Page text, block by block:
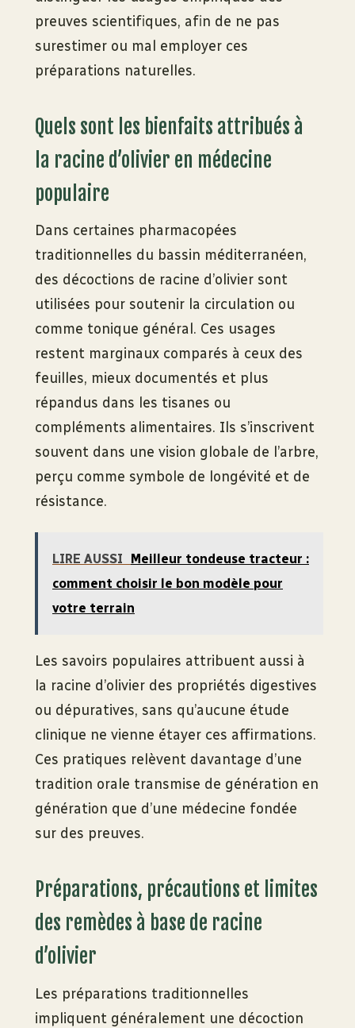
preuves scientifiques, afin de ne pas
surestimer ou mal employer ces
préparations naturelles.
Quels sont les bienfaits attribués à
la racine d’olivier en médecine
populaire
Dans certaines pharmacopées
traditionnelles du bassin méditerranéen,
des décoctions de racine d’olivier sont
utilisées pour soutenir la circulation ou
comme tonique général. Ces usages
restent marginaux comparés à ceux des
feuilles, mieux documentés et plus
répandus dans les tisanes ou
compléments alimentaires. Ils s’inscrivent
souvent dans une vision globale de l’arbre,
perçu comme symbole de longévité et de
résistance.
LIRE AUSSI
Meilleur tondeuse tracteur :
comment choisir le bon modèle pour
votre terrain
Les savoirs populaires attribuent aussi à
la racine d’olivier des propriétés digestives
ou dépuratives, sans qu’aucune étude
clinique ne vienne étayer ces affirmations.
Ces pratiques relèvent davantage d’une
tradition orale transmise de génération en
génération que d’une médecine fondée
sur des preuves.
Préparations, précautions et limites
des remèdes à base de racine
d’olivier
Les préparations traditionnelles
impliquent généralement une décoction